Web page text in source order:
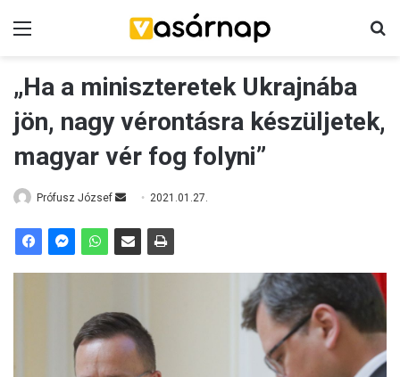
„Ha a miniszteretek Ukrajnába
jön, nagy vérontásra készüljetek,
magyar vér fog folyni”
Prófusz József
n
e
m
2021.01.27.